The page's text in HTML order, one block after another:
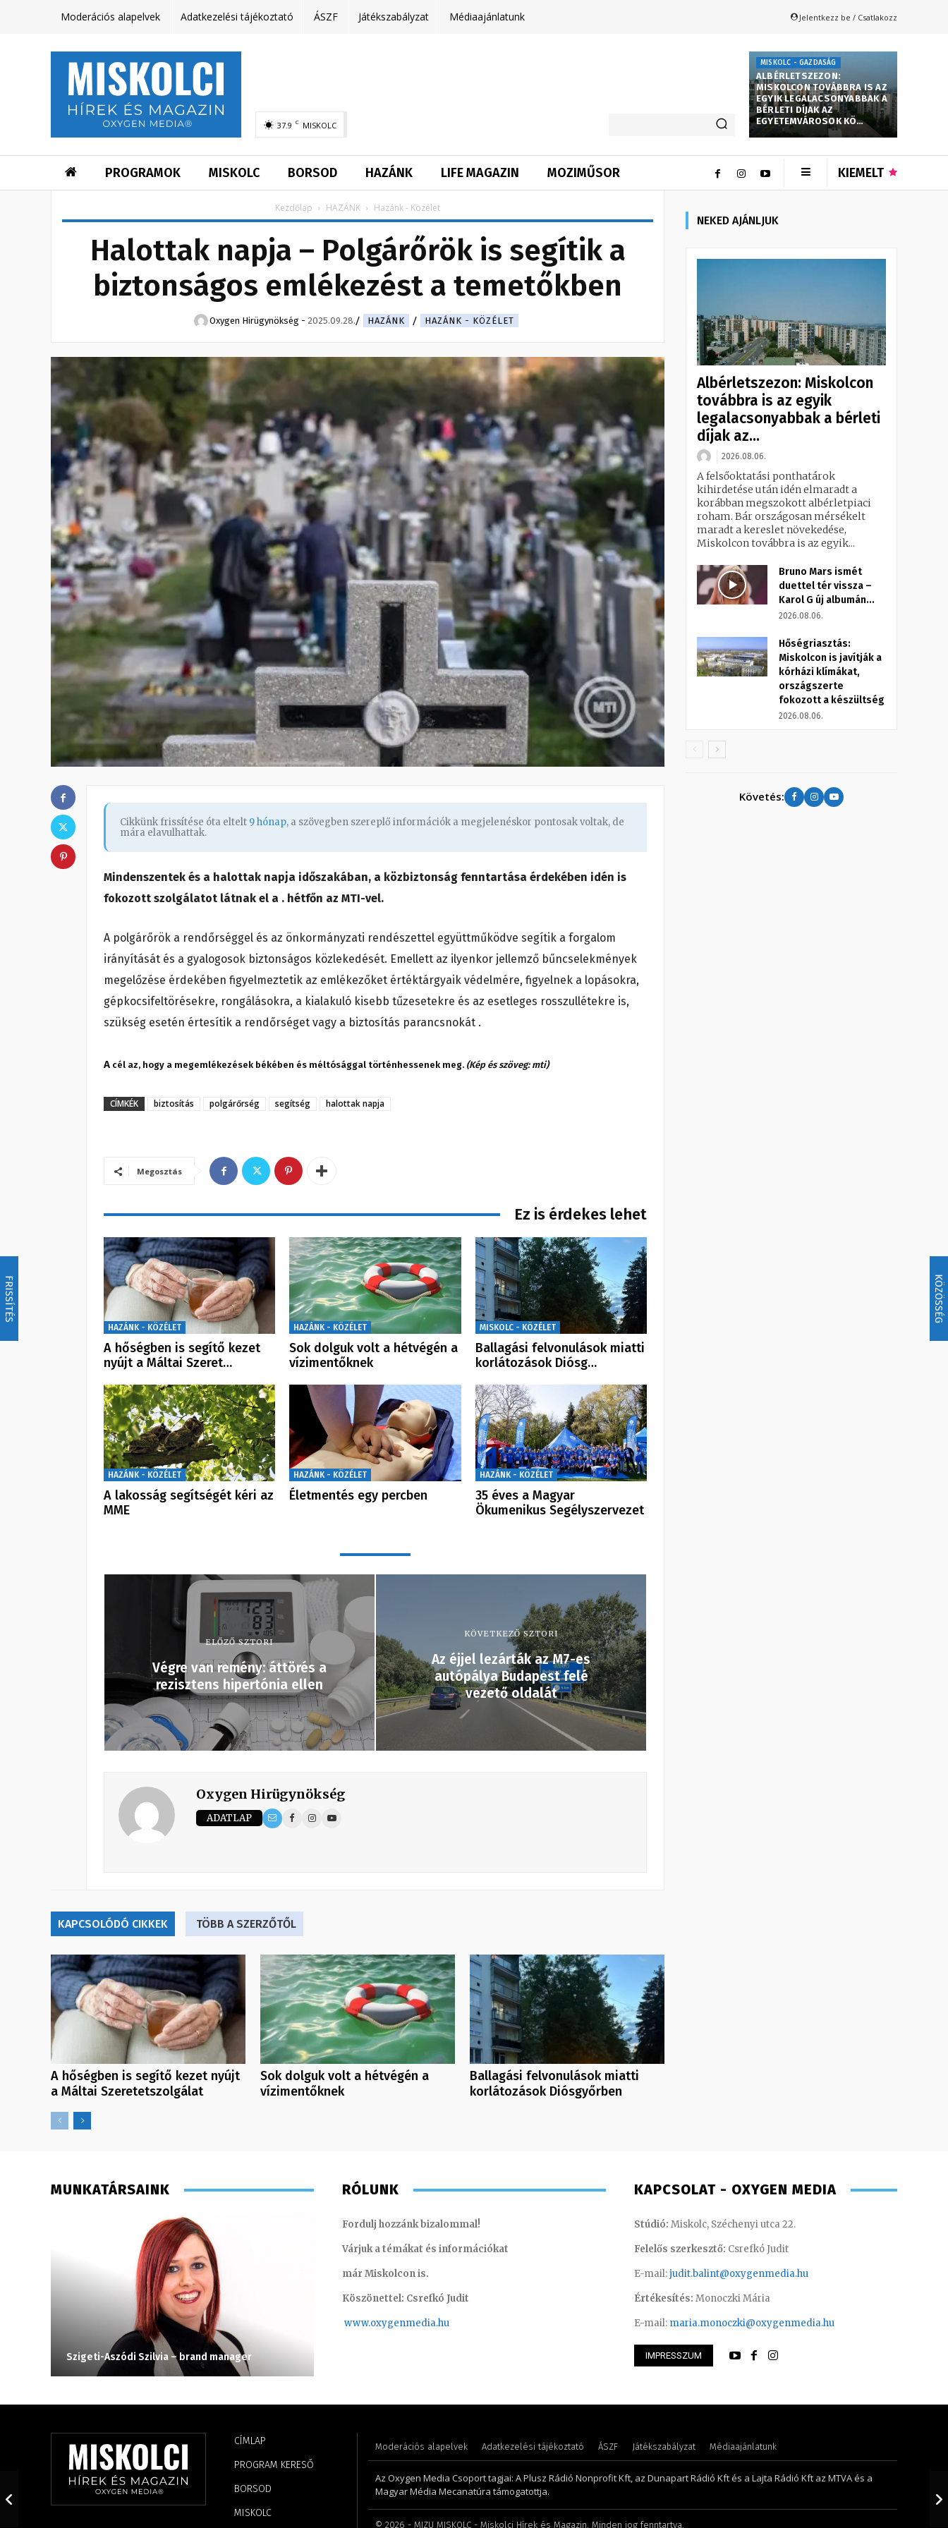
FRISSÍTÉS KÖZÖSSÉG
Moderációs alapelvek Adatkezelési tájékoztató ÁSZF Játékszabályzat Médiaajánlatunk Jelentkezz be / Csatlakozz
37.9 C MISKOLC
MISKOLC - GAZDASÁG
ALBÉRLETSZEZON:
MISKOLCON TOVÁBBRA IS AZ
EGYIK LEGALACSONYABBAK A
BÉRLETI DÍJAK AZ
EGYETEMVÁROSOK KÖ…
PROGRAMOK MISKOLC BORSOD HAZÁNK LIFE MAGAZIN MOZIMŰSOR KIEMELT
Kezdőlap HAZÁNK Hazánk - Közélet
Halottak napja – Polgárőrök is segítik a
biztonságos emlékezést a temetőkben
Oxygen Hirügynökség - 2025.09.28. HAZÁNK HAZÁNK - KÖZÉLET
Cikkünk frissítése óta eltelt 9 hónap, a szövegben szereplő információk a megjelenéskor pontosak voltak, de
mára elavulhattak.
Mindenszentek és a halottak napja időszakában, a közbiztonság fenntartása érdekében idén is
fokozott szolgálatot látnak el a . hétfőn az MTI-vel.
A polgárőrök a rendőrséggel és az önkormányzati rendészettel együttműködve segítik a forgalom
irányítását és a gyalogosok biztonságos közlekedését. Emellett az ilyenkor jellemző bűncselekmények
megelőzése érdekében figyelmeztetik az emlékezőket értéktárgyaik védelmére, figyelnek a lopásokra,
gépkocsifeltörésekre, rongálásokra, a kialakuló kisebb tűzesetekre és az esetleges rosszullétekre is,
szükség esetén értesítik a rendőrséget vagy a biztosítás parancsnokát .
A cél az, hogy a megemlékezések békében és méltósággal történhessenek meg. (Kép és szöveg: mti)
CÍMKÉK biztosítás polgárőrség segítség halottak napja
Megosztás
Ez is érdekes lehet
HAZÁNK - KÖZÉLET
A hőségben is segítő kezet
nyújt a Máltai Szeret…
HAZÁNK - KÖZÉLET
Sok dolguk volt a hétvégén a
vízimentőknek
MISKOLC - KÖZÉLET
Ballagási felvonulások miatti
korlátozások Diósg…
HAZÁNK - KÖZÉLET
A lakosság segítségét kéri az
MME
HAZÁNK - KÖZÉLET
Életmentés egy percben
HAZÁNK - KÖZÉLET
35 éves a Magyar
Ökumenikus Segélyszervezet
ELŐZŐ SZTORI
Végre van remény: áttörés a
rezisztens hipertónia ellen
KÖVETKEZŐ SZTORI
Az éjjel lezárták az M7-es
autópálya Budapest felé
vezető oldalát
Oxygen Hirügynökség
ADATLAP
KAPCSOLÓDÓ CIKKEK TÖBB A SZERZŐTŐL
A hőségben is segítő kezet nyújt
a Máltai Szeretetszolgálat
Sok dolguk volt a hétvégén a
vízimentőknek
Ballagási felvonulások miatti
korlátozások Diósgyőrben
NEKED AJÁNLJUK
Albérletszezon: Miskolcon
továbbra is az egyik
legalacsonyabbak a bérleti
díjak az...
2026.08.06.
A felsőoktatási ponthatárok
kihirdetése után idén elmaradt a
korábban megszokott albérletpiaci
roham. Bár országosan mérsékelt
maradt a kereslet növekedése,
Miskolcon továbbra is az egyik...
Bruno Mars ismét
duettel tér vissza –
Karol G új albumán...
2026.08.06.
Hőségriasztás:
Miskolcon is javítják a
kórházi klímákat,
országszerte
fokozott a készültség
2026.08.06.
Követés:
MUNKATÁRSAINK
Szigeti-Aszódi Szilvia – brand manager Asztalos Anna
RÓLUNK
Fordulj hozzánk bizalommal!
Várjuk a témákat és információkat
már Miskolcon is.
Köszönettel: Csrefkó Judit
www.oxygenmedia.hu
KAPCSOLAT - OXYGEN MEDIA
Stúdió: Miskolc, Széchenyi utca 22.
Felelős szerkesztő: Csrefkó Judit
E-mail:judit.balint@oxygenmedia.hu
Értékesítés: Monoczki Mária
E-mail: maria.monoczki@oxygenmedia.hu
IMPRESSZUM
CÍMLAP
PROGRAM KERESŐ
BORSOD
MISKOLC
Moderációs alapelvek Adatkezelési tájékoztató ÁSZF Játékszabályzat Médiaajánlatunk
Az Oxygen Media Csoport tagjai: A Plusz Rádió Nonprofit Kft, az Dunapart Rádió Kft és a Lajta Rádió Kft az MTVA és a
Magyar Média Mecanatúra támogatottja.
© 2026 - MIZU MISKOLC - Miskolci Hírek és Magazin. Minden jog fenntartva.